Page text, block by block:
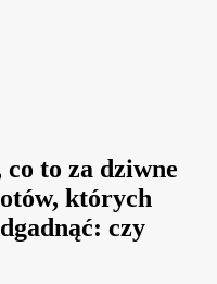
to za dziwne
których
czy